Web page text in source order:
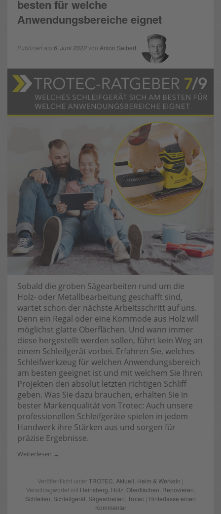
besten für welche
Anwendungsbereiche eignet
Publiziert am 6. Juni 2022von Anton Seibert
Sobald die groben Sägearbeiten rund um die
Holz- oder Metallbearbeitung geschafft sind,
wartet schon der nächste Arbeitsschritt auf uns.
Denn ein Regal oder eine Kommode aus Holz will
möglichst glatte Oberflächen. Und wann immer
diese hergestellt werden sollen, führt kein Weg an
einem Schleifgerät vorbei. Erfahren Sie, welches
Schleifwerkzeug für welchen Anwendungsbereich
am besten geeignet ist und mit welchem Sie Ihren
Projekten den absolut letzten richtigen Schliff
geben. Was Sie dazu brauchen, erhalten Sie in
bester Markenqualität von Trotec: Auch unsere
professionellen Schleifgeräte spielen in jedem
Handwerk ihre Stärken aus und sorgen für
präzise Ergebnisse.
Weiterlesen
Veröffentlicht unterTROTEC Aktuell Heim & Werkeln |
Verschlagwortet mit Heinsberg Holz Oberflächen Renovieren
Schleifen Schleifgerät Sägearbeiten Trotec | Hinterlasse einen
Kommentar